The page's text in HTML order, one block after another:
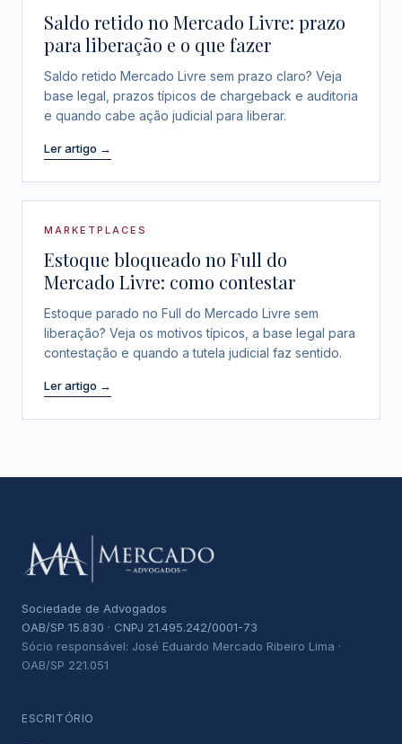
Saldo retido no Mercado Livre: prazo
para liberação e o que fazer
Saldo retido Mercado Livre sem prazo claro? Veja
base legal, prazos típicos de chargeback e auditoria
e quando cabe ação judicial para liberar.
Ler artigo →
MARKETPLACES
Estoque bloqueado no Full do
Mercado Livre: como contestar
Estoque parado no Full do Mercado Livre sem
liberação? Veja os motivos típicos, a base legal para
contestação e quando a tutela judicial faz sentido.
Ler artigo →
Sociedade de Advogados
OAB/SP 15.830 · CNPJ 21.495.242/0001-73
Sócio responsável: José Eduardo Mercado Ribeiro Lima ·
OAB/SP 221.051
ESCRITÓRIO